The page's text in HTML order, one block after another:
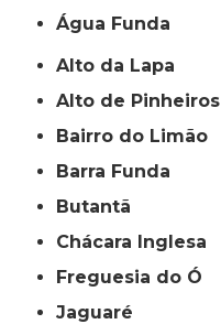
Água Funda
Alto da Lapa
Alto de Pinheiros
Bairro do Limão
Barra Funda
Butantã
Chácara Inglesa
Freguesia do Ó
Jaguaré